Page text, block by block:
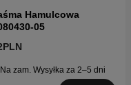
Hamulcowa
05
Na zam. Wysyłka za 2–5 dni